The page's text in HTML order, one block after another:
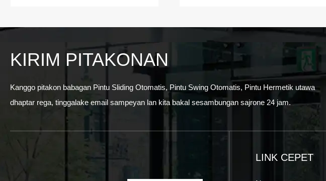
KIRIM PITAKONAN
Kanggo pitakon babagan Pintu Sliding Otomatis, Pintu Swing Otomatis, Pintu Hermetik utawa
dhaptar rega, tinggalake email sampeyan lan kita bakal sesambungan sajrone 24 jam.
LINK CEPET